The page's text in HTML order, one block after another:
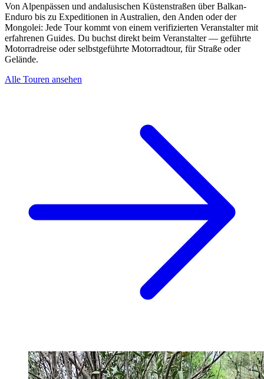
Von Alpenpässen und andalusischen Küstenstraßen über Balkan-
Enduro bis zu Expeditionen in Australien, den Anden oder der
Mongolei: Jede Tour kommt von einem verifizierten Veranstalter mit
erfahrenen Guides. Du buchst direkt beim Veranstalter — geführte
Motorradreise oder selbstgeführte Motorradtour, für Straße oder
Gelände.
Alle Touren ansehen